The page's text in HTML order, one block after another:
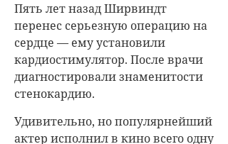
Пять лет назад Ширвиндт
перенес серьезную операцию на
сердце — ему установили
кардиостимулятор. После врачи
диагностировали знаменитости
стенокардию.
Удивительно, но популярнейший
актер исполнил в кино всего одну